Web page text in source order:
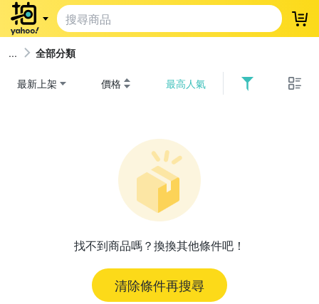
登
全部分類
最新上架 價格 最高人氣
找不到商品嗎？換換其他條件吧！
清除條件再搜尋